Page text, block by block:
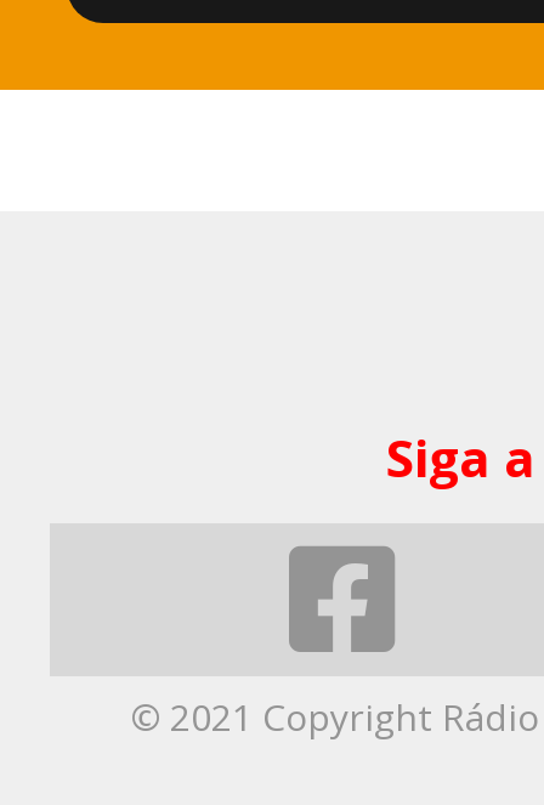
Siga
© 2021 Copyright